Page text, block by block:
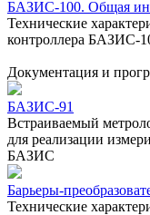
БАЗИС-100. Общая
Технические
контроллера БАЗИС-
Документация и
БАЗИС-91
Встраиваемый
для реализации
БАЗИС
Барьеры-
Технические